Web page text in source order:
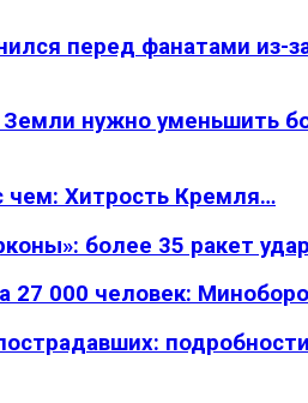
перед фанатами из-
нужно уменьшить
чем: Хитрость Кремля…
более 35 ракет
27 000 человек: